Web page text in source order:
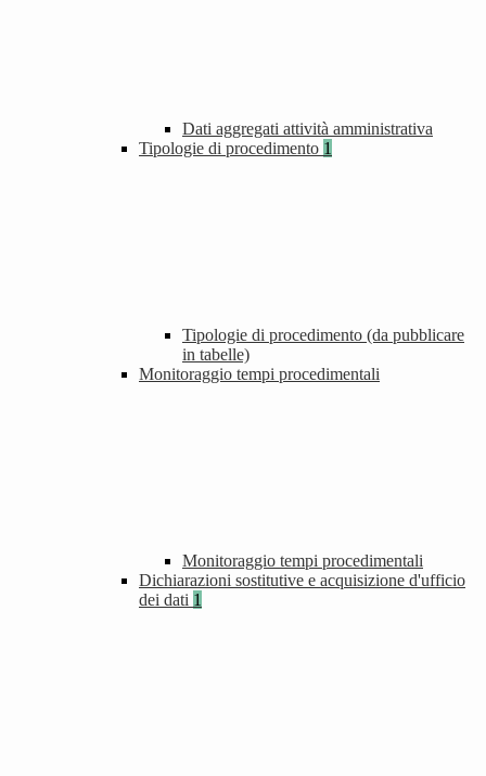
Dati aggregati attività amministrativa
Tipologie di procedimento 1
Tipologie di procedimento (da pubblicare
in tabelle)
Monitoraggio tempi procedimentali
Monitoraggio tempi procedimentali
Dichiarazioni sostitutive e acquisizione d'ufficio
dei dati 1